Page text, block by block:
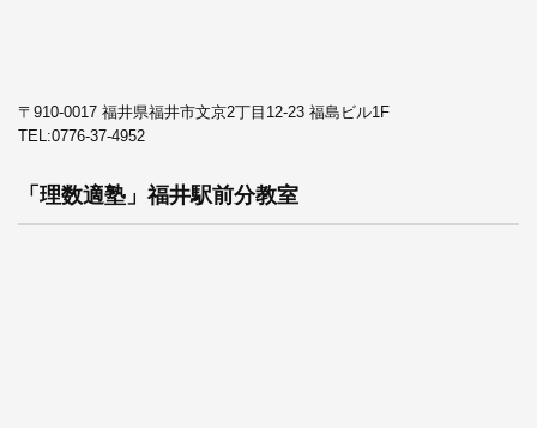
〒910-0017 福井県福井市文京2丁目12-23 福島ビル1F
TEL:0776-37-4952
「理数適塾」福井駅前分教室